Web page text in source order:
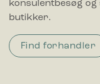
Præferencer
Præference cookies
ud eller opfører sig
region, du befinder
konsulentbesøg og
butikker.
Find forhandler